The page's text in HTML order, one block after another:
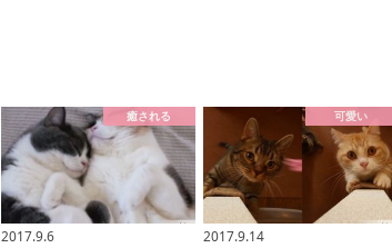
癒される
2017.9.6
可愛い
2017.9.14